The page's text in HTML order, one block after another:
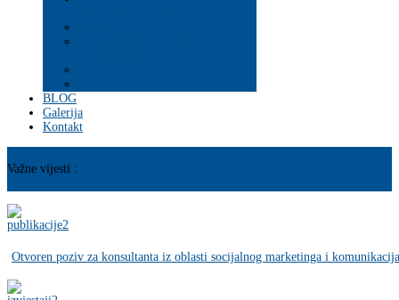
BLOG
Galerija
Kontakt
Važne vijesti :
Otvoren poziv za konsultanta iz oblasti socijalnog marketinga i komunikacija